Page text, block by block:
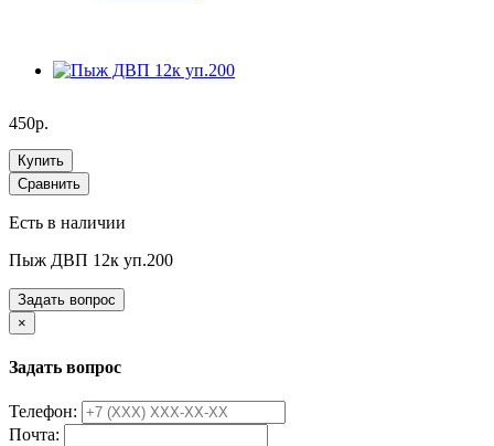
450р.
Купить
Сравнить
Есть в наличии
Пыж ДВП 12к уп.200
Задать вопрос
×
Задать вопрос
Телефон:
Почта: